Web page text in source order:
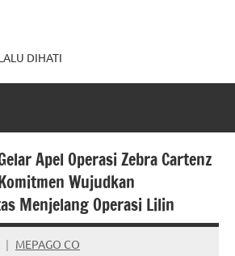
DIHATI
Apel Operasi Zebra Cartenz
Wujudkan
Menjelang Operasi Lilin
MEPAGO CO